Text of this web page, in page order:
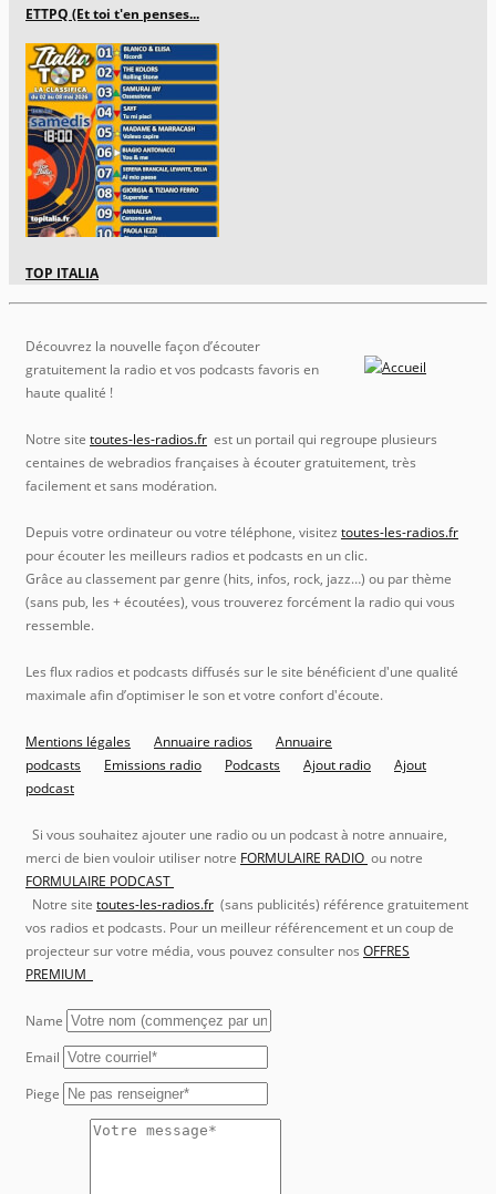
ETTPQ (Et toi t'en penses...
TOP ITALIA
Découvrez la nouvelle façon d’écouter
gratuitement la radio et vos podcasts favoris en
haute qualité !
Notre site toutes-les-radios.fr est un portail qui regroupe plusieurs
centaines de webradios françaises à écouter gratuitement, très
facilement et sans modération.
Depuis votre ordinateur ou votre téléphone, visitez toutes-les-radios.fr
pour écouter les meilleurs radios et podcasts en un clic.
Grâce au classement par genre (hits, infos, rock, jazz…) ou par thème
(sans pub, les + écoutées), vous trouverez forcément la radio qui vous
ressemble.
Les flux radios et podcasts diffusés sur le site bénéficient d'une qualité
maximale afin d’optimiser le son et votre confort d'écoute.
Mentions légales Annuaire radios
Annuaire
podcasts
Emissions radio Podcasts Ajout radio
Ajout
podcast
Si vous souhaitez ajouter une radio ou un podcast à notre annuaire,
merci de bien vouloir utiliser notre FORMULAIRE RADIO ou notre
FORMULAIRE PODCAST
Notre site toutes-les-radios.fr (sans publicités) référence gratuitement
vos radios et podcasts. Pour un meilleur référencement et un coup de
projecteur sur votre média, vous pouvez consulter nos OFFRES
PREMIUM
Name
Email
Piege